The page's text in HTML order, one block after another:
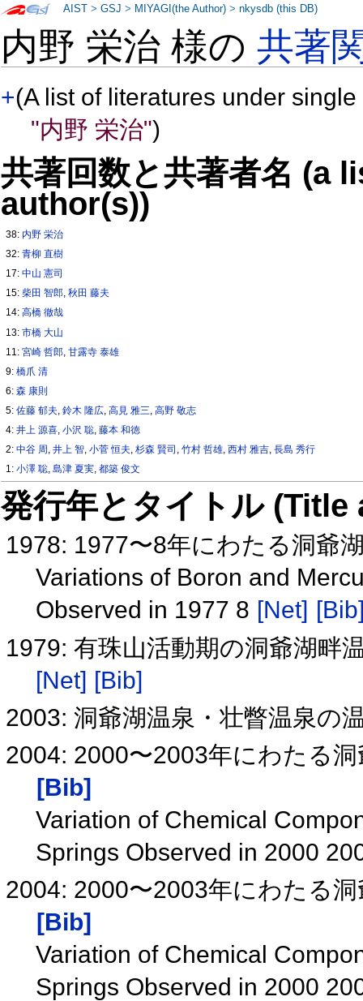
内野 栄治 様の共著
+(A list of literatures under
"内野 栄治")
共著回数と共著者名 (a
author(s))
38: 内野 栄治
32:青柳 直樹
17:中山 憲司
15:柴田 智郎,秋田 藤夫
14:高橋 徹哉
13:市橋 大山
11:宮崎 哲郎 ,甘露寺 泰雄
9:橋爪 清
6:森 康則
5:佐藤 郁夫 ,鈴木 隆広 ,高見 雅三 ,高野 敬志
4:井上 源喜 ,小沢 聡 ,藤本 和徳
2:中谷 周 ,井上 智 ,小菅 恒夫 ,杉森 賢司 ,竹村 哲雄 ,西村 雅吉 ,長島 秀行
1:小澤 聡,島津 夏実,都築 俊文
発行年とタイトル
1978: 1977〜8年にわたる洞爺
Variations of Boron and
Observed in 1977 8 [Net]
1979: 有珠山活動期の洞爺湖畔
[Net] [Bib]
2003: 洞爺湖温泉・壮瞥温泉の
2004: 2000〜2003年にわたる
[Bib]
Variation of Chemical
Springs Observed in 2000
2004: 2000〜2003年にわたる
[Bib]
Variation of Chemical
Springs Observed in 2000
AIST >GSJ > MIYAGI(the Author) >nkysdb (this DB)